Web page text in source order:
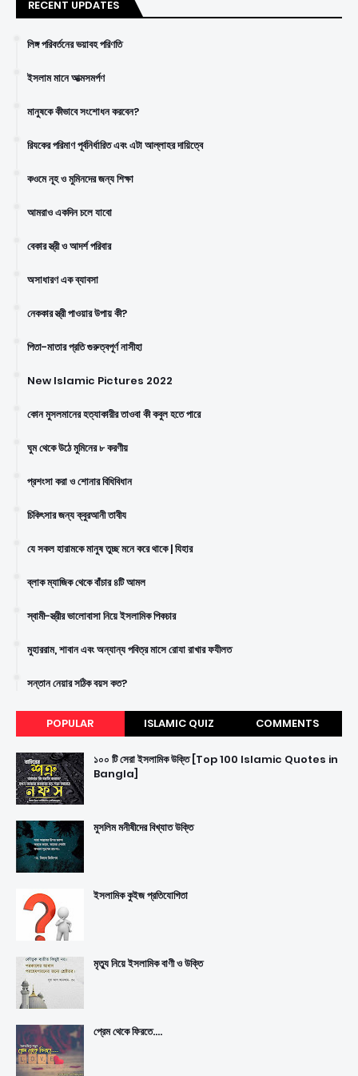
RECENT UPDATES
লিঙ্গ পরিবর্তনের ভয়াবহ পরিণতি
ইসলাম মানে আত্মসমর্পণ
মানুষকে কীভাবে সংশোধন করবেন?
রিযকের পরিমাণ পূর্বনির্ধারিত এবং এটা আল্লাহর দায়িত্বে
কওমে নূহ ও মুমিনদের জন্য শিক্ষা
আমরাও একদিন চলে যাবো
বেকার স্ত্রী ও আদর্শ পরিবার
অসাধারণ এক ব্যাবসা
নেককার স্ত্রী পাওয়ার উপায় কী?
পিতা-মাতার প্রতি গুরুত্বপূর্ণ নাসীহা
New Islamic Pictures 2022
কোন মুসলমানের হত্যাকারীর তাওবা কী কবুল হতে পারে
ঘুম থেকে উঠে মুমিনের ৮ করণীয়
প্রশংসা করা ও শোনার বিধিবিধান
চিকিৎসার জন্য ক্বুরআনী তাবীয
যে সকল হারামকে মানুষ তুচ্ছ মনে করে থাকে | যিহার
ব্লাক ম্যাজিক থেকে বাঁচার ৪টি আমল
স্বামী-স্ত্রীর ভালোবাসা নিয়ে ইসলামিক পিকচার
মুহাররাম, শাবান এবং অন্যান্য পবিত্র মাসে রোযা রাখার ফযীলত
সন্তান নেয়ার সঠিক বয়স কত?
POPULAR ISLAMIC QUIZ COMMENTS
১০০ টি সেরা ইসলামিক উক্তি [Top 100 Islamic Quotes in
Bangla]
মুসলিম মনীষীদের বিখ্যাত উক্তি
ইসলামিক কুইজ প্রতিযোগিতা
মৃত্যু নিয়ে ইসলামিক বাণী ও উক্তি
প্রেম থেকে ফিরতে....